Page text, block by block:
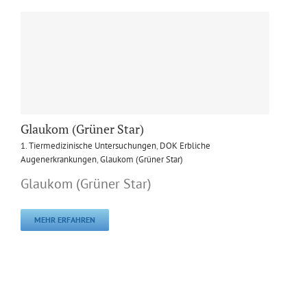
Glaukom (Grüner Star)
1. Tiermedizinische Untersuchungen, DOK Erbliche
Augenerkrankungen,Glaukom (Grüner Star)
Glaukom (Grüner Star)
MEHR ERFAHREN